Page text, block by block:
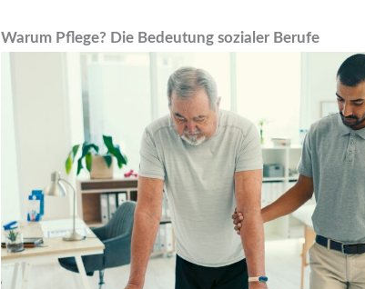
Warum Pflege? Die Bedeutung sozialer Berufe